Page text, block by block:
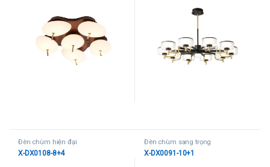
Đèn chùm hiện đại
X-DX0108-8+4
Đèn chùm sang trọng
X-DX0091-10+1